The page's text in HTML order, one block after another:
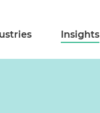
Insights